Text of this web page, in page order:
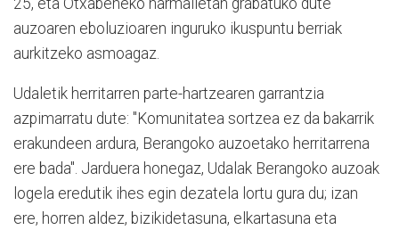
auzoaren eboluzioaren inguruko ikuspuntu berriak
aurkitzeko asmoagaz.
Udaletik herritarren parte-hartzearen garrantzia
azpimarratu dute: "Komunitatea sortzea ez da bakarrik
erakundeen ardura, Berangoko auzoetako herritarrena
ere bada". Jarduera honegaz, Udalak Berangoko auzoak
logela eredutik ihes egin dezatela lortu gura du; izan
ere, horren aldez, bizikidetasuna, elkartasuna eta